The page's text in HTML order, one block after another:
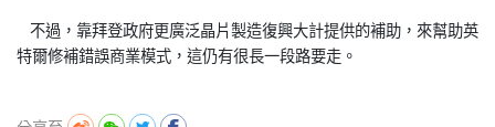
不過，靠拜登政府更廣泛晶片製造復興大計提供的補助，來幫助英
特爾修補錯誤商業模式，這仍有很長一段路要走。